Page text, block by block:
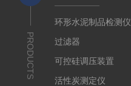
PRODUCTS
环形水泥制品检测仪
过滤器
可控硅调压装置
活性炭测定仪